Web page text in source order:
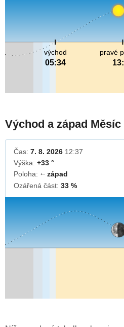
pravé
východ
05:34
Východ a západ Měsíc
Čas: 7. 8. 2026 12:37
Výška: +33 °
Poloha:
↓západ
Ozářená část: 33 %